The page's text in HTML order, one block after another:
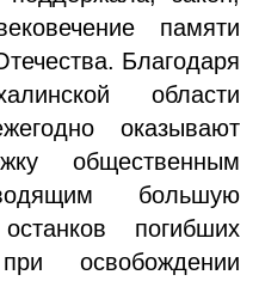
памяти
Благодаря
области
оказывают
общественным
большую
погибших
освобождении